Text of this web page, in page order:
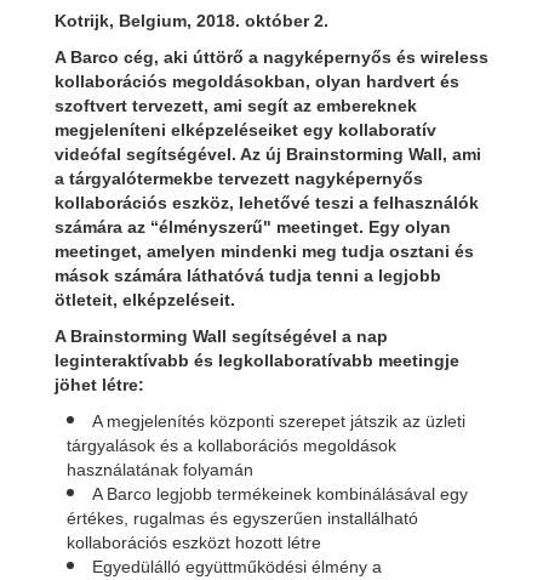
Kotrijk, Belgium, 2018. október 2.
A Barco cég, aki úttörő a nagyképernyős és wireless
kollaborációs megoldásokban, olyan hardvert és
szoftvert tervezett, ami segít az embereknek
megjeleníteni elképzeléseiket egy kollaboratív
videófal segítségével. Az új Brainstorming Wall, ami
a tárgyalótermekbe tervezett nagyképernyős
kollaborációs eszköz, lehetővé teszi a felhasználók
számára az “élményszerű" meetinget. Egy olyan
meetinget, amelyen mindenki meg tudja osztani és
mások számára láthatóvá tudja tenni a legjobb
ötleteit, elképzeléseit.
A Brainstorming Wall segítségével a nap
leginteraktívabb és legkollaboratívabb meetingje
jöhet létre:
A megjelenítés központi szerepet játszik az üzleti
tárgyalások és a kollaborációs megoldások
használatának folyamán
A Barco legjobb termékeinek kombinálásával egy
értékes, rugalmas és egyszerűen installálható
kollaborációs eszközt hozott létre
Egyedülálló együttműködési élmény a